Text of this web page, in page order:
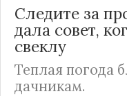
Следите за
дала совет,
свеклу
Теплая погода
дачникам.